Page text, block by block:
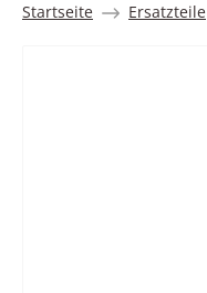
Startseite Ersatzteile